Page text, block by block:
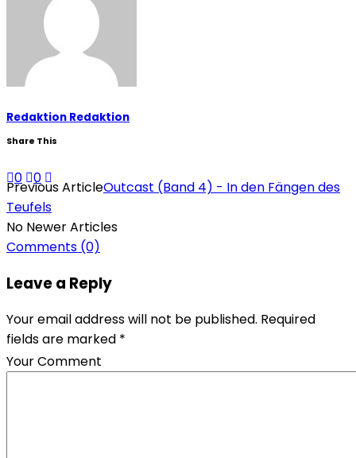
Redaktion Redaktion
Share This
0 0
Previous ArticleOutcast (Band 4) - In den Fängen des
Teufels
No Newer Articles
Comments (0)
Leave a Reply
Your email address will not be published. Required
fields are marked *
Your Comment